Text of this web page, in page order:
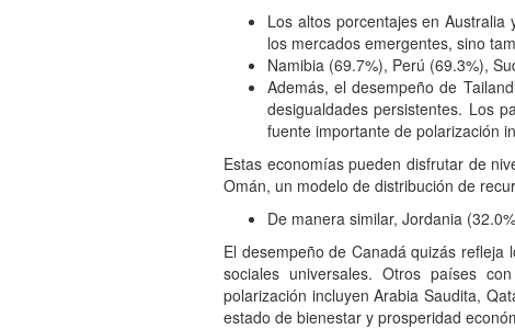
Los altos porcentajes en
los mercados emergentes, sino
Namibia (69.7%), Perú (69.3%),
Además, el desempeño de
desigualdades persistentes. Los
fuente importante de polarización
Estas economías pueden disfrutar de
Omán, un modelo de distribución de
De manera similar, Jordania
El desempeño de Canadá quizás
sociales universales. Otros países
polarización incluyen Arabia Saudita,
estado de bienestar y prosperidad